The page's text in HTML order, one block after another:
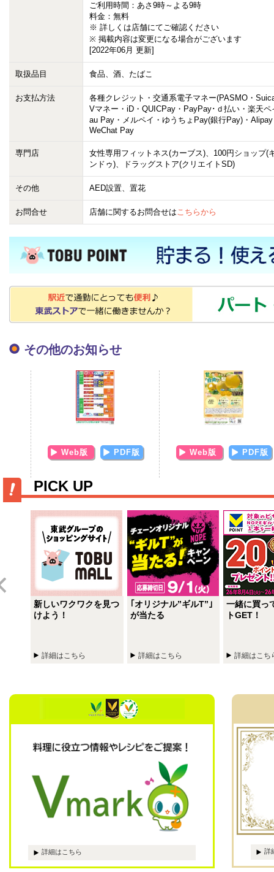
ご利用時間：あさ9時～よる9時
料金：無料
※ 詳しくは店舗にてご確認ください
※ 掲載内容は変更になる場合がございます
[2022年06月 更新]
取扱品目 食品、酒、たばこ
お支払方法
各種クレジット・交通系電子マネー(PASMO・
Vマネー・iD・QUICPay・PayPay･ｄ払い・楽天ペ
au Pay・メルペイ・ゆうちょPay(銀行Pay)・
WeChat Pay
専門店
女性専用フィットネス(カーブス)、100円ショップ(
ンドゥ)、ドラッグストア(クリエイトSD)
その他 AED設置、置花
お問合せ 店舗に関するお問合せはこちらから
その他のお知らせ
Web版 PDF版 Web版 PDF版
PICK UP
新しいワクワクを見つ
けよう！
詳細はこちら
｢オリジナル”ギルT”｣
が当たる
詳細はこちら
一緒に買っ
トGET！
詳細はこち
詳細はこちら 詳